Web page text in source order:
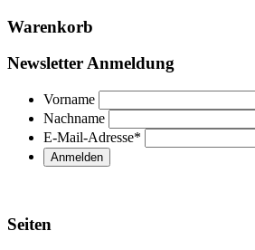
Warenkorb
Newsletter Anmeldung
Vorname
Nachname
E-Mail-Adresse*
Seiten